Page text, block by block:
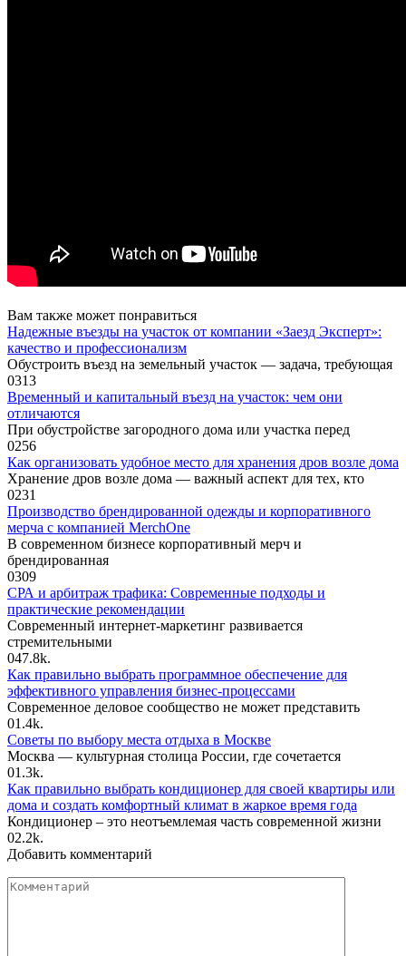
Вам также может понравиться
Надежные въезды на участок от компании «Заезд Эксперт»:
качество и профессионализм
Обустроить въезд на земельный участок — задача, требующая
0313
Временный и капитальный въезд на участок: чем они
отличаются
При обустройстве загородного дома или участка перед
0256
Как организовать удобное место для хранения дров возле дома
Хранение дров возле дома — важный аспект для тех, кто
0231
Производство брендированной одежды и корпоративного
мерча с компанией MerchOne
В современном бизнесе корпоративный мерч и
брендированная
0309
СРА и арбитраж трафика: Современные подходы и
практические рекомендации
Современный интернет-маркетинг развивается
стремительными
047.8k.
Как правильно выбрать программное обеспечение для
эффективного управления бизнес-процессами
Современное деловое сообщество не может представить
01.4k.
Советы по выбору места отдыха в Москве
Москва — культурная столица России, где сочетается
01.3k.
Как правильно выбрать кондиционер для своей квартиры или
дома и создать комфортный климат в жаркое время года
Кондиционер – это неотъемлемая часть современной жизни
02.2k.
Добавить комментарий
Комментарий